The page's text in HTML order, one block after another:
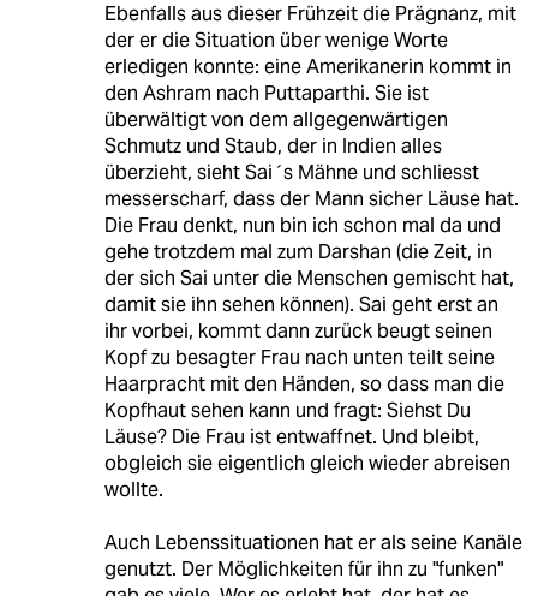
Ebenfalls aus dieser Frühzeit die Prägnanz, mit
der er die Situation über wenige Worte
erledigen konnte: eine Amerikanerin kommt in
den Ashram nach Puttaparthi. Sie ist
überwältigt von dem allgegenwärtigen
Schmutz und Staub, der in Indien alles
überzieht, sieht Sai´s Mähne und schliesst
messerscharf, dass der Mann sicher Läuse hat.
Die Frau denkt, nun bin ich schon mal da und
gehe trotzdem mal zum Darshan (die Zeit, in
der sich Sai unter die Menschen gemischt hat,
damit sie ihn sehen können). Sai geht erst an
ihr vorbei, kommt dann zurück beugt seinen
Kopf zu besagter Frau nach unten teilt seine
Haarpracht mit den Händen, so dass man die
Kopfhaut sehen kann und fragt: Siehst Du
Läuse? Die Frau ist entwaffnet. Und bleibt,
obgleich sie eigentlich gleich wieder abreisen
wollte.
Auch Lebenssituationen hat er als seine Kanäle
genutzt. Der Möglichkeiten für ihn zu "funken"